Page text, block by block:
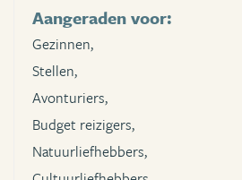
Aangeraden voor:
Gezinnen,
Stellen,
Avonturiers,
Budget reizigers,
Natuurliefhebbers,